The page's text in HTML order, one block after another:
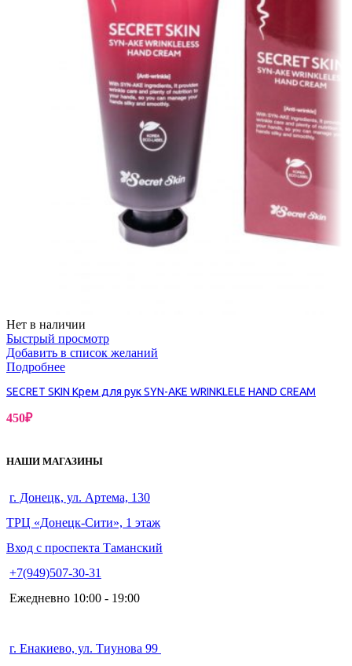
Нет в наличии
Быстрый просмотр
Добавить в список желаний
Подробнее
SECRET SKIN Крем для рук SYN-AKE WRINKLELE HAND CREAM
450₽
НАШИ МАГАЗИНЫ
г. Донецк, ул. Артема, 130
ТРЦ «Донецк-Сити», 1 этаж
Вход с проспекта Таманский
+7(949)507-30-31
Ежедневно 10:00 - 19:00
г. Енакиево, ул. Тиунова 99